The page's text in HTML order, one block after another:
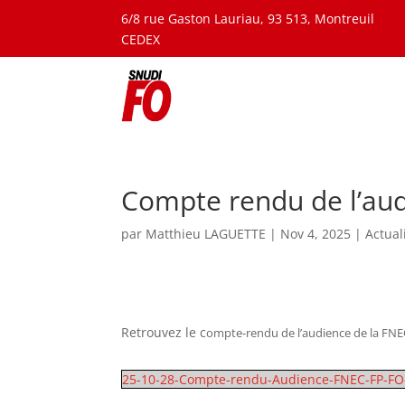
6/8 rue Gaston Lauriau, 93 513, Montreuil
CEDEX
Compte rendu de
par Matthieu LAGUETTE | Nov 4, 2025 |
Retrouvez le compte-rendu de l’audience de la
25-10-28-Compte-rendu-Audience-FNEC-FP-